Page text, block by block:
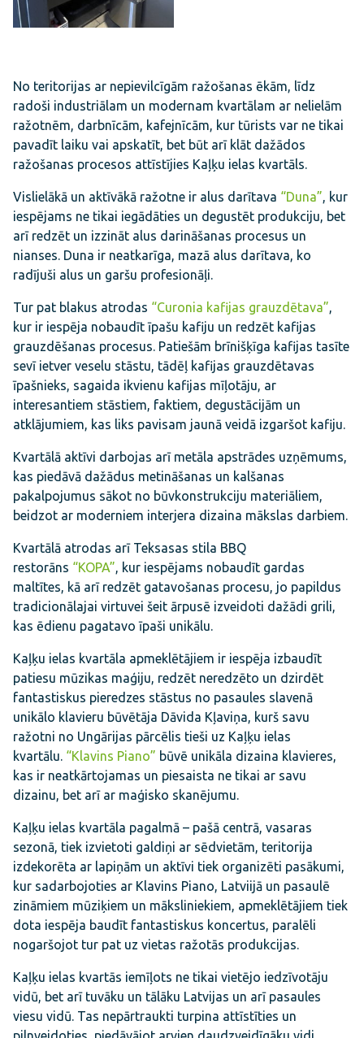
No teritorijas ar nepievilcīgām ražošanas ēkām, līdz
radoši industriālam un modernam kvartālam ar nelielām
ražotnēm, darbnīcām, kafejnīcām, kur tūrists var ne tikai
pavadīt laiku vai apskatīt, bet būt arī klāt dažādos
ražošanas procesos attīstījies Kaļķu ielas kvartāls.
Vislielākā un aktīvākā ražotne ir alus darītava “Duna”, kur
iespējams ne tikai iegādāties un degustēt produkciju, bet
arī redzēt un izzināt alus darināšanas procesus un
nianses. Duna ir neatkarīga, mazā alus darītava, ko
radījuši alus un garšu profesionāļi.
Tur pat blakus atrodas “Curonia kafijas grauzdētava”,
kur ir iespēja nobaudīt īpašu kafiju un redzēt kafijas
grauzdēšanas procesus. Patiešām brīnišķīga kafijas tasīte
sevī ietver veselu stāstu, tādēļ kafijas grauzdētavas
īpašnieks, sagaida ikvienu kafijas mīļotāju, ar
interesantiem stāstiem, faktiem, degustācijām un
atklājumiem, kas liks pavisam jaunā veidā izgaršot kafiju.
Kvartālā aktīvi darbojas arī metāla apstrādes uzņēmums,
kas piedāvā dažādus metināšanas un kalšanas
pakalpojumus sākot no būvkonstrukciju materiāliem,
beidzot ar moderniem interjera dizaina mākslas darbiem.
Kvartālā atrodas arī Teksasas stila BBQ
restorāns “KOPA”, kur iespējams nobaudīt gardas
maltītes, kā arī redzēt gatavošanas procesu, jo papildus
tradicionālajai virtuvei šeit ārpusē izveidoti dažādi grili,
kas ēdienu pagatavo īpaši unikālu.
Kaļķu ielas kvartāla apmeklētājiem ir iespēja izbaudīt
patiesu mūzikas maģiju, redzēt neredzēto un dzirdēt
fantastiskus pieredzes stāstus no pasaules slavenā
unikālo klavieru būvētāja Dāvida Kļaviņa, kurš savu
ražotni no Ungārijas pārcēlis tieši uz Kaļķu ielas
kvartālu. “Klavins Piano” būvē unikāla dizaina klavieres,
kas ir neatkārtojamas un piesaista ne tikai ar savu
dizainu, bet arī ar maģisko skanējumu.
Kaļķu ielas kvartāla pagalmā – pašā centrā, vasaras
sezonā, tiek izvietoti galdiņi ar sēdvietām, teritorija
izdekorēta ar lapiņām un aktīvi tiek organizēti pasākumi,
kur sadarbojoties ar Klavins Piano, Latviijā un pasaulē
zināmiem mūziķiem un māksliniekiem, apmeklētājiem tiek
dota iespēja baudīt fantastiskus koncertus, paralēli
nogaršojot tur pat uz vietas ražotās produkcijas.
Kaļķu ielas kvartās iemīļots ne tikai vietējo iedzīvotāju
vidū, bet arī tuvāku un tālāku Latvijas un arī pasaules
viesu vidū. Tas nepārtraukti turpina attīstīties un